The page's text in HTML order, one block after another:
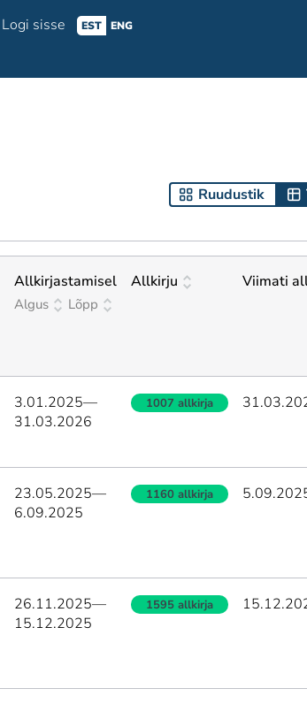
Logi sisse EST ENG
Ruudustik
Allkirjastamisel
Algus Lõpp
Allkirju Viimati
3.01.2025—
31.03.2026
1007 allkirja
23.05.2025—
6.09.2025
1160 allkirja
26.11.2025—
15.12.2025
1595 allkirja